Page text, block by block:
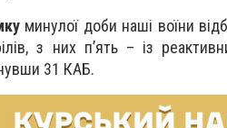
минулої доби наші воїни
з них п’ять – із
31 КАБ.